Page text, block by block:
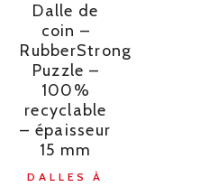
Dalle de
coin –
RubberStrong
Puzzle –
100%
recyclable
– épaisseur
15 mm
DALLES À